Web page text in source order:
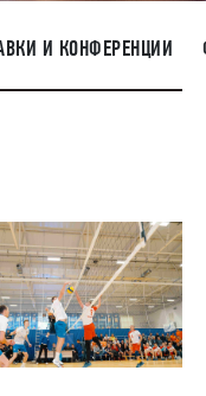
И КОНФЕРЕНЦИИ